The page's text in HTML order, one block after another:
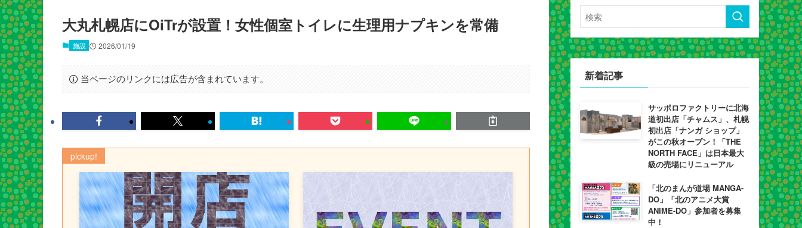
大丸札幌店にOiTrが設置！女性個室トイレに生理用ナプキンを常備
施設 2026/01/19
当ページのリンクには広告が含まれています。
pickup!
新着記事
サッポロファクトリーに北海
道初出店「チャムス」、札幌
初出店「ナンガ ショップ」
がこの秋オープン！「THE
NORTH FACE」は日本最大
級の売場にリニューアル
「北のまんが道場 MANGA-
DO」「北のアニメ大賞
ANIME-DO」参加者を募集
中！